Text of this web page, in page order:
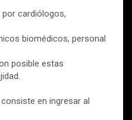
cardiólogos,
biomédicos, personal
posible estas
en ingresar al